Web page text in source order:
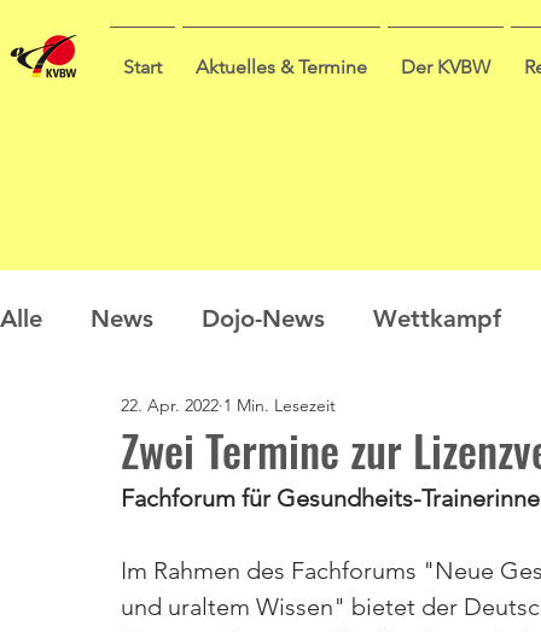
Start Aktuelles & Termine Der KVBW
Alle News Dojo-News Wettkampf
Nachwuchs Prüfungen
Sommercamp Umfrage
Zwei Termine zur
22. Apr. 2022 1 Min. Lesezeit
Fachforum für Gesundheits-
Im Rahmen des Fachforums "Neue
und uraltem Wissen" bietet der